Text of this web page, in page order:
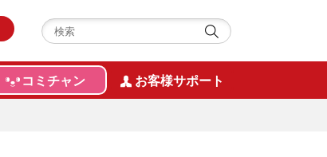
コミチャン お客様サポート